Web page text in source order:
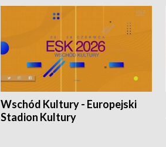
Wschód Kultury - Europejski
Stadion Kultury